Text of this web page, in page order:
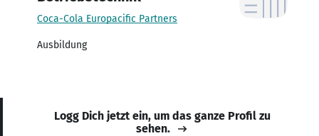
Coca-Cola Europacific Partners
Ausbildung
Logg Dich jetzt ein, um das ganze Profil zu
sehen.